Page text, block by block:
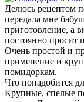
Делюсь рецептом
передала мне
приготовление, а
постоянно просит
Очень простой и
применение и
помидоркам.
Что понадобится
Крупные, спелые